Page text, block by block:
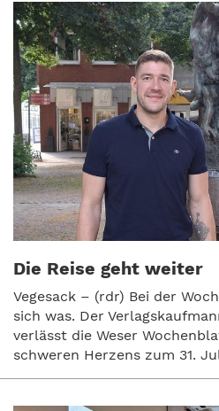
Die Reise geht weiter
Vegesack – (rdr) Bei der
sich was. Der
verlässt die Weser
schweren Herzens zum 31.